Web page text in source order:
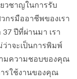
วชาญในการรับ
กรมืออาชีพของเรา
ปีที่ผ่านมา เรา
าจะเป็นการพิมพ์
มความชอบของคุณ
รใช้งานของคุณ